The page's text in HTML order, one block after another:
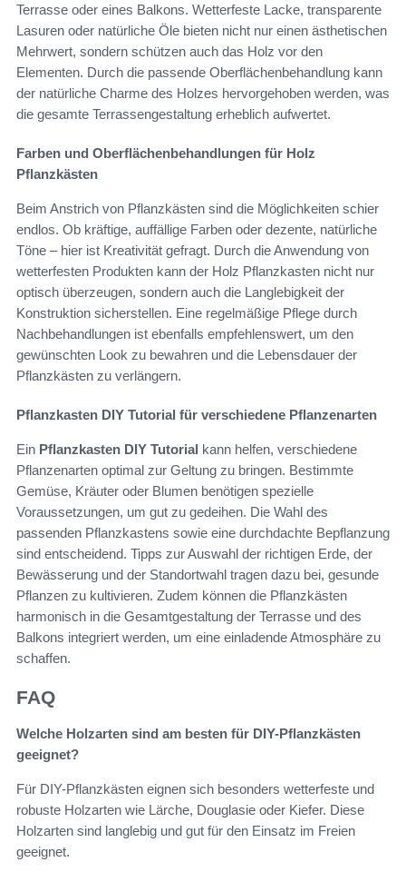
Terrasse oder eines Balkons. Wetterfeste Lacke, transparente
Lasuren oder natürliche Öle bieten nicht nur einen ästhetischen
Mehrwert, sondern schützen auch das Holz vor den
Elementen. Durch die passende Oberflächenbehandlung kann
der natürliche Charme des Holzes hervorgehoben werden, was
die gesamte Terrassengestaltung erheblich aufwertet.
Farben und Oberflächenbehandlungen für Holz
Pflanzkästen
Beim Anstrich von Pflanzkästen sind die Möglichkeiten schier
endlos. Ob kräftige, auffällige Farben oder dezente, natürliche
Töne – hier ist Kreativität gefragt. Durch die Anwendung von
wetterfesten Produkten kann der Holz Pflanzkasten nicht nur
optisch überzeugen, sondern auch die Langlebigkeit der
Konstruktion sicherstellen. Eine regelmäßige Pflege durch
Nachbehandlungen ist ebenfalls empfehlenswert, um den
gewünschten Look zu bewahren und die Lebensdauer der
Pflanzkästen zu verlängern.
Pflanzkasten DIY Tutorial für verschiedene Pflanzenarten
Ein Pflanzkasten DIY Tutorial kann helfen, verschiedene
Pflanzenarten optimal zur Geltung zu bringen. Bestimmte
Gemüse, Kräuter oder Blumen benötigen spezielle
Voraussetzungen, um gut zu gedeihen. Die Wahl des
passenden Pflanzkastens sowie eine durchdachte Bepflanzung
sind entscheidend. Tipps zur Auswahl der richtigen Erde, der
Bewässerung und der Standortwahl tragen dazu bei, gesunde
Pflanzen zu kultivieren. Zudem können die Pflanzkästen
harmonisch in die Gesamtgestaltung der Terrasse und des
Balkons integriert werden, um eine einladende Atmosphäre zu
schaffen.
FAQ
Welche Holzarten sind am besten für DIY-Pflanzkästen
geeignet?
Für DIY-Pflanzkästen eignen sich besonders wetterfeste und
robuste Holzarten wie Lärche, Douglasie oder Kiefer. Diese
Holzarten sind langlebig und gut für den Einsatz im Freien
geeignet.